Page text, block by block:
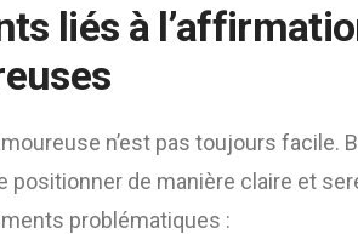
liés à
n’est pas toujours facile.
de manière claire et
problématiques :